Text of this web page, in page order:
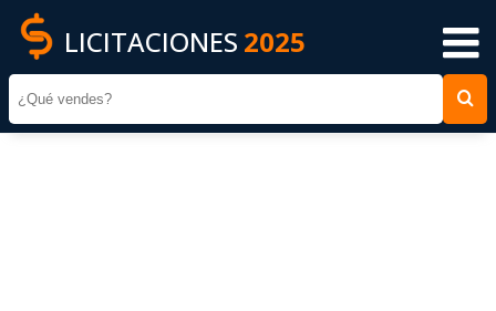
LICITACIONES 2025